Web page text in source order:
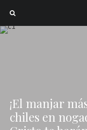
¡El manjar
chiles en